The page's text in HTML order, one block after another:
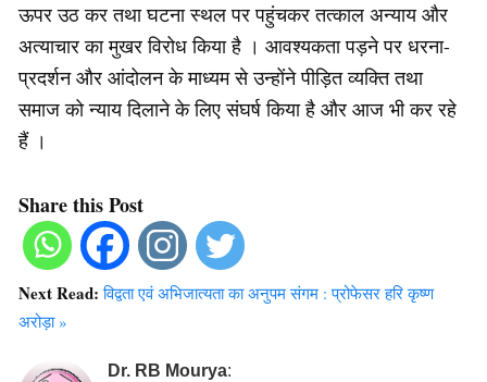
ऊपर उठ कर तथा घटना स्थल पर पहुंचकर तत्काल अन्याय और
अत्याचार का मुखर विरोध किया है । आवश्यकता पड़ने पर धरना-
प्रदर्शन और आंदोलन के माध्यम से उन्होंने पीड़ित व्यक्ति तथा
समाज को न्याय दिलाने के लिए संघर्ष किया है और आज भी कर रहे
हैं ।
Share this Post
Next Read:विद्वता एवं अभिजात्यता का अनुपम संगम : प्रोफेसर हरि कृष्ण
अरोड़ा »
Dr. RB Mourya: